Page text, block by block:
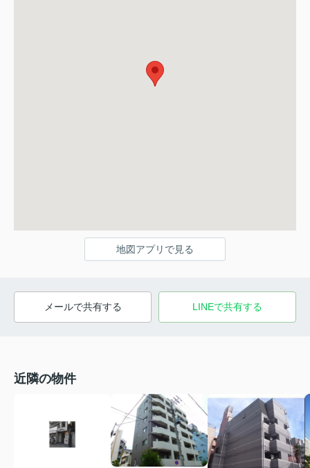
地図アプリで見る
メールで共有する LINEで共有する
近隣の物件